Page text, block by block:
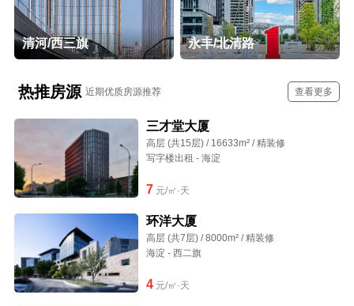
清河/西三旗 永丰/北清路
热推房源 近期优质房源推荐 查看更多
三才堂大厦
高层 (共15层) / 16633m² / 精装修
写字楼出租 - 海淀
7 元/㎡·天
环洋大厦
高层 (共7层) / 8000m² / 精装修
海淀 - 西二旗
4元/㎡·天